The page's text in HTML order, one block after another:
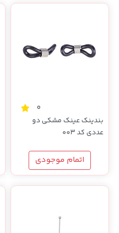
0
بندینک عینک مشکی دو
عددی کد 003
اتمام موجودی